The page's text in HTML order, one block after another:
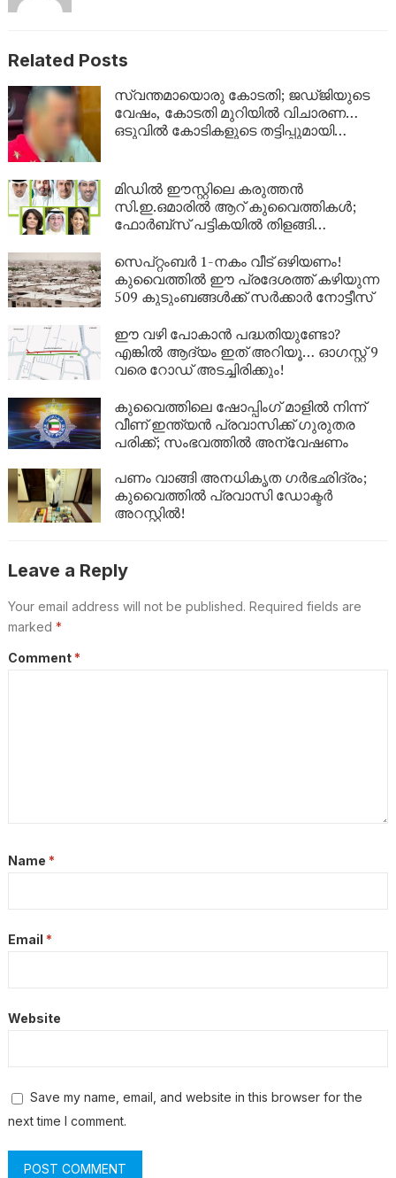
Related Posts
സ്വന്തമായൊരു കോടതി; ജഡ്ജിയുടെ
വേഷം, കോടതി മുറിയിൽ വിചാരണ…
ഒടുവിൽ കോടികളുടെ തട്ടിപ്പുമായി
മിഡിൽ ഈസ്റ്റിലെ കരുത്തൻ
സി.ഇ.ഒമാരിൽ ആറ് കുവൈത്തികൾ;
ഫോർബ്സ് പട്ടികയിൽ തിളങ്ങി
സെപ്റ്റംബർ 1-നകം വീട് ഒഴിയണം!
കുവൈത്തിൽ ഈ പ്രദേശത്ത് കഴിയുന്ന
509 കുടുംബങ്ങൾക്ക് സർക്കാർ നോട്ടീസ്
ഈ വഴി പോകാൻ പദ്ധതിയുണ്ടോ?
എങ്കിൽ ആദ്യം ഇത് അറിയൂ… ഓഗസ്റ്റ് 9
വരെ റോഡ് അടച്ചിരിക്കും!
കുവൈത്തിലെ ഷോപ്പിംഗ് മാളിൽ നിന്ന്
വീണ് ഇന്ത്യൻ പ്രവാസിക്ക് ഗുരുതര
പരിക്ക്; സംഭവത്തിൽ അന്വേഷണം
പണം വാങ്ങി അനധികൃത ഗർഭഛിദ്രം;
കുവൈത്തിൽ പ്രവാസി ഡോക്ടർ
അറസ്റ്റിൽ!
Leave a Reply
Your email address will not be published. Required fields are
marked *
Comment *
Name *
Email *
Website
Save my name, email, and website in this browser for the
next time I comment.